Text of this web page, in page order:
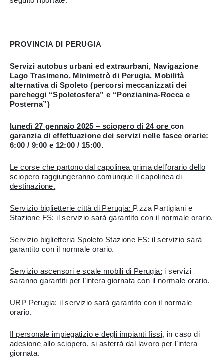
PROVINCIA DI PERUGIA
Servizi autobus urbani ed extraurbani, Navigazione
Lago Trasimeno, Minimetrò di Perugia, Mobilità
alternativa di Spoleto (percorsi meccanizzati dei
parcheggi “Spoletosfera” e “Ponzianina-Rocca e
Posterna”)
lunedì 27 gennaio 2025 – sciopero di 24 ore con
garanzia di effettuazione dei servizi nelle fasce orarie:
6:00 / 9:00 e 12:00 / 15:00.
Le corse che partono dal capolinea prima dell’orario dello
sciopero raggiungeranno comunque il capolinea di
destinazione.
Servizio biglietterie città di Perugia: P.zza Partigiani e
Stazione FS: il servizio sarà garantito con il normale orario.
Servizio biglietteria Spoleto Stazione FS: il servizio sarà
garantito con il normale orario.
Servizio ascensori e scale mobili di Perugia: i servizi
saranno garantiti per l’intera giornata con il normale orario.
URP Perugia: il servizio sarà garantito con il normale
orario.
Il personale impiegatizio e degli impianti fissi, in caso di
adesione allo sciopero, si asterrà dal lavoro per l’intera
giornata.